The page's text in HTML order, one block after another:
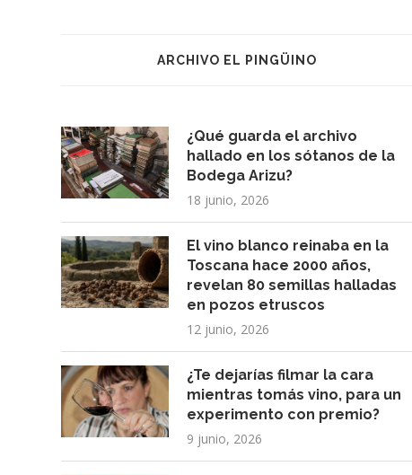
ARCHIVO EL PINGÜINO
¿Qué guarda el archivo
hallado en los sótanos de la
Bodega Arizu?
18 junio, 2026
El vino blanco reinaba en la
Toscana hace 2000 años,
revelan 80 semillas halladas
en pozos etruscos
12 junio, 2026
¿Te dejarías filmar la cara
mientras tomás vino, para un
experimento con premio?
9 junio, 2026